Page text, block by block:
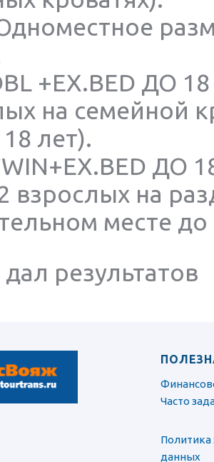
Куба. Панама
От одного туриста
туриста
туры, от одного туриста
Узбекистан
От одного туриста
Мадейра, от одного туриста
туриста
от одного туриста
туриста
страны
Одноместное
+EX.BED ДО
на семейной
лет).
ДО
взрослых на
месте до
результатов
Часто
данных